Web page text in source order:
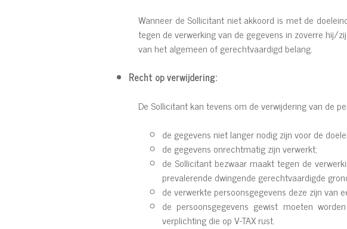
Wanneer de Sollicitant niet akkoord is met de
tegen de verwerking van de gegevens in zoverre hij/
van het algemeen of gerechtvaardigd belang.
Recht op verwijdering:
De Sollicitant kan tevens om de verwijdering van de
de gegevens niet langer nodig zijn voor de
de gegevens onrechtmatig zijn verwerkt;
de Sollicitant bezwaar maakt tegen de
prevalerende dwingende gerechtvaardigde
de verwerkte persoonsgegevens deze zijn van
de persoonsgegevens gewist moeten
verplichting die op V-TAX rust.